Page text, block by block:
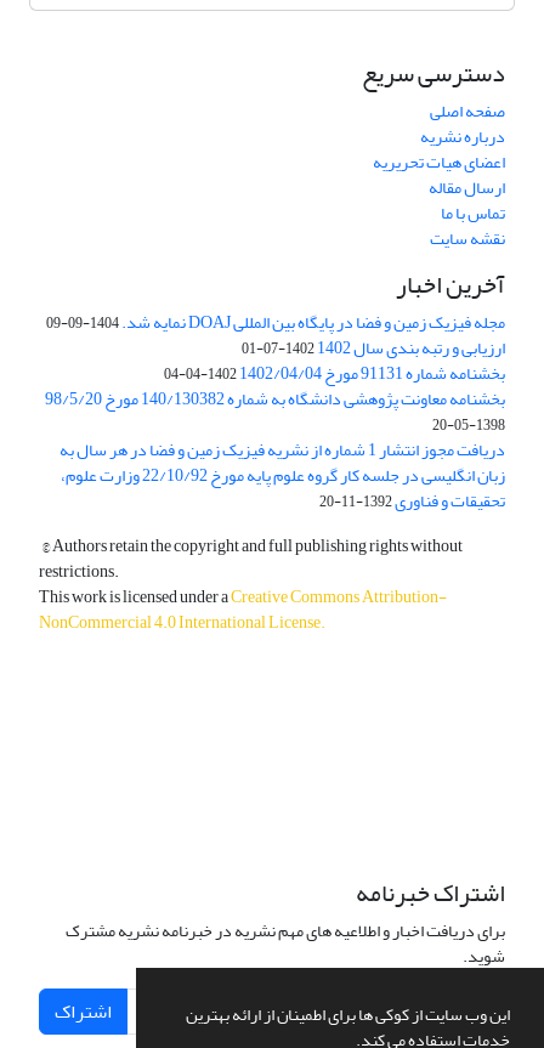
این وب سایت از کوکی ها برای اطمینان از ارائه بهترین
خدمات استفاده می کند.
دسترسی سریع
صفحه اصلی
درباره نشریه
اعضای هیات تحریریه
ارسال مقاله
تماس با ما
نقشه سایت
آخرین اخبار
مجله فیزیک زمین و فضا در پایگاه بین المللی DOAJ نمایه شد. 1404-09-09
ارزیابی و رتبه بندی سال 1402 1402-07-01
بخشنامه شماره 91131 مورخ 1402/04/04 1402-04-04
بخشنامه معاونت پژوهشی دانشگاه به شماره 140/130382 مورخ 98/5/20
1398-05-20
دریافت مجوز انتشار 1 شماره از نشریه فیزیک زمین و فضا در هر سال به
زبان انگلیسی در جلسه کار گروه علوم پایه مورخ 22/10/92 وزارت علوم،
تحقیقات و فناوری1392-11-20
© Authors retain the copyright and full publishing rights without
restrictions.
This work is licensed under aCreative Commons Attribution-
NonCommercial 4.0 International License.
اشتراک خبرنامه
برای دریافت اخبار و اطلاعیه های مهم نشریه در خبرنامه نشریه مشترک
شوید.
اشتراک